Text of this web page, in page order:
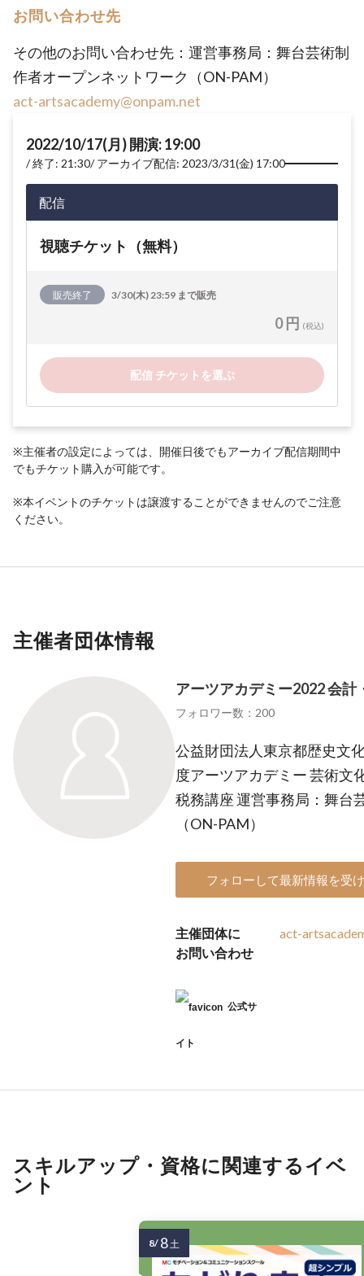
お問い合わせ先
その他のお問い合わせ先：運営事務局：舞台芸術制
作者オープンネットワーク（ON-PAM）
act-artsacademy@onpam.net
2022/10/17(月) 開演: 19:00
終了: 21:30 アーカイブ配信: 2023/3/31(金) 17:00
配信
視聴チケット（無料）
販売終了 3/30(木) 23:59 まで販売
0 円 (税込)
配信 チケットを選ぶ
※主催者の設定によっては、開催日後でもアーカイブ配信期間中
でもチケット購入が可能です。
※本イベントのチケットは譲渡することができませんのでご注意
ください。
主催者団体情報
アーツアカデミー2022 会計
フォロワー数：200
公益財団法人東京都歴史文
度アーツアカデミー 芸術文
税務講座 運営事務局：舞台
（ON-PAM）
フォローして最新情報を受
主催団体に
お問い合わせ
act-
公式サ
イト
スキルアップ・資格に関連するイベ
ント
8/ 8土